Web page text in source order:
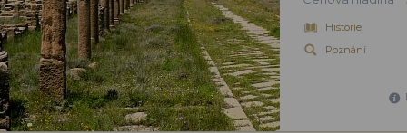
Historie
Poznání